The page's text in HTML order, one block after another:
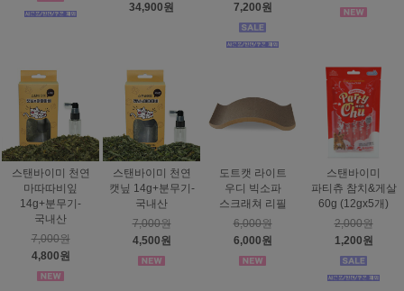
34,900원
7,200원
스탠바이미 천연
마따따비잎
14g+분무기-
국내산
7,000원
4,800원
스탠바이미 천연
캣닢 14g+분무기-
국내산
7,000원
4,500원
도트캣 라이트
우디 빅소파
스크래쳐 리필
6,000원
6,000원
스탠바이미
파티츄 참치&게살
60g (12gx5개)
2,000원
1,200원